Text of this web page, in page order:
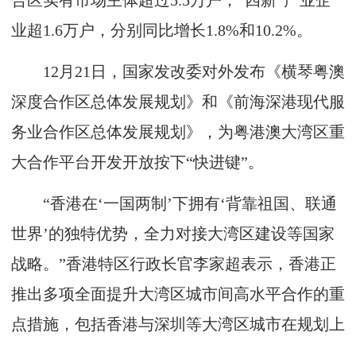
业超1.6万户，分别同比增长1.8%和10.2%。
12月21日，国家发改委对外发布《横琴粤澳
深度合作区总体发展规划》和《前海深港现代服
务业合作区总体发展规划》，为粤港澳大湾区重
大合作平台开发开放按下“快进键”。
“香港在‘一国两制’下拥有‘背靠祖国、联通
世界’的独特优势，全力对接大湾区建设等国家
战略。”香港特区行政长官李家超表示，香港正
推出多项全面提升大湾区城市间高水平合作的重
点措施，包括香港与深圳等大湾区城市在规划上